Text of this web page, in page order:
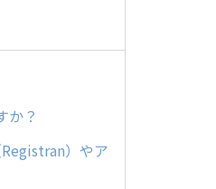
か？
）やア